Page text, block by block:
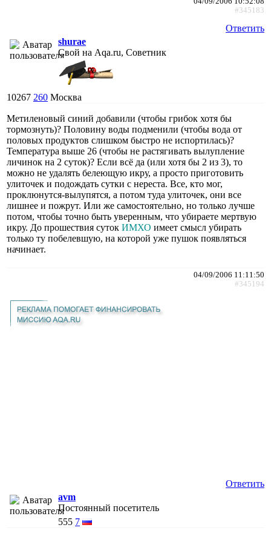
#345183
Ответить
shurae
Свой на Aqa.ru, Советник
10267 260 Москва
Метиленовый синий добавили (чтобы грибок хотя бы
тормознуть)? Половину воды подменили (чтобы вода от
половых продуктов слишком быстро не испортилась)?
Температура выше 26 (чтобы не растягивать вылупление
личинок на 2 суток)? Если всё да (или хотя бы 2 из 3), то
можно не удалять белеющую икру, а просто приготовить
улиточек и подождать сутки с нереста. Все, кто мог,
проклюнутся-вылупятся, а потом туда улиточек, они все
лишнее и пожрут. Или же самостоятельно, но только лучше
потом, чтобы точно быть уверенным, что убираете мертвую
икру. До прошествия суток ИМХО имеет смысл убирать
только ту побелевшую, на которой уже пушок появляться
начинает.
04/09/2006 11:11:50
#345194
Ответить
avm
Постоянный посетитель
555 7